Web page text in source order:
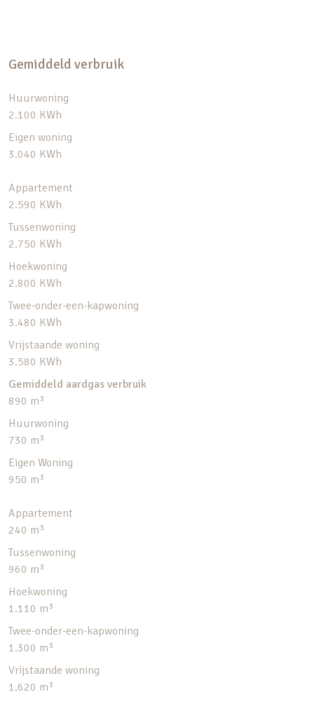
Gemiddeld verbruik
Huurwoning
2.100 KWh
Eigen woning
3.040 KWh
Appartement
2.590 KWh
Tussenwoning
2.750 KWh
Hoekwoning
2.800 KWh
Twee-onder-een-kapwoning
3.480 KWh
Vrijstaande woning
3.580 KWh
Gemiddeld aardgas verbruik
890 m³
Huurwoning
730 m³
Eigen Woning
950 m³
Appartement
240 m³
Tussenwoning
960 m³
Hoekwoning
1.110 m³
Twee-onder-een-kapwoning
1.300 m³
Vrijstaande woning
1.620 m³